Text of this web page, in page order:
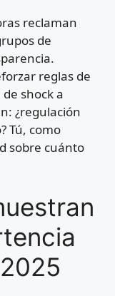
reclaman
de
reglas de
shock a
¿regulación
Tú, como
sobre cuánto